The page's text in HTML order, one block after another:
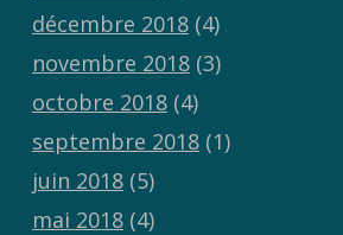
décembre 2018(4)
novembre 2018(3)
octobre 2018(4)
septembre 2018(1)
juin 2018(5)
mai 2018(4)